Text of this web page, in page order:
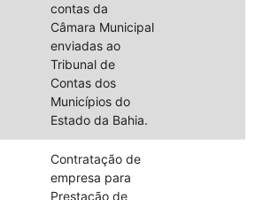
contas da
Câmara Municipal
enviadas ao
Tribunal de
Contas dos
Municípios do
Estado da Bahia.
Contratação de
empresa para
Prestação de